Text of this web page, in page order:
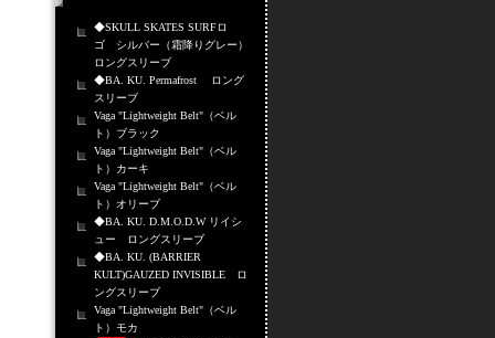
◆SKULL SKATES SURFロ
ゴ シルバー（霜降りグレー）
ロングスリーブ
◆BA. KU. Permafrost ロング
スリーブ
Vaga "Lightweight Belt"（ベル
ト）ブラック
Vaga "Lightweight Belt"（ベル
ト）カーキ
Vaga "Lightweight Belt"（ベル
ト）オリーブ
◆BA. KU. D.M.O.D.W リイシ
ュー ロングスリーブ
◆BA. KU. (BARRIER
KULT)GAUZED INVISIBLE ロ
ングスリーブ
Vaga "Lightweight Belt"（ベル
ト）モカ